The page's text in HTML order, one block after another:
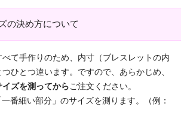
の決め方について
て手作りのため、内寸（ブレスレットの内
ひとつ違います。ですので、あらかじめ、
ズを測ってから ご注文ください。
番細い部分」のサイズを測ります。（例：